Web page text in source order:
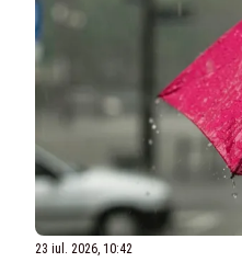
23 iul. 2026, 10:42